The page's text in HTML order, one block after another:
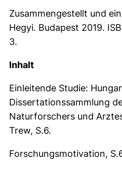
Zusammengestellt und
Hegyi. Budapest 2019.
3.
Inhalt
Einleitende Studie:
Dissertationssammlung
Naturforschers und
Trew, S.6.
Forschungsmotivation,